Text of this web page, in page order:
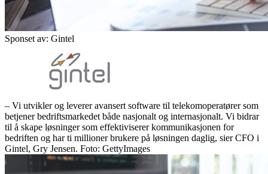
Sponset av: Gintel
– Vi utvikler og leverer avansert software til telekomoperatører som
betjener bedriftsmarkedet både nasjonalt og internasjonalt. Vi bidrar
til å skape løsninger som effektiviserer kommunikasjonen for
bedriften og har ti millioner brukere på løsningen daglig, sier CFO i
Gintel, Gry Jensen. Foto: GettyImages